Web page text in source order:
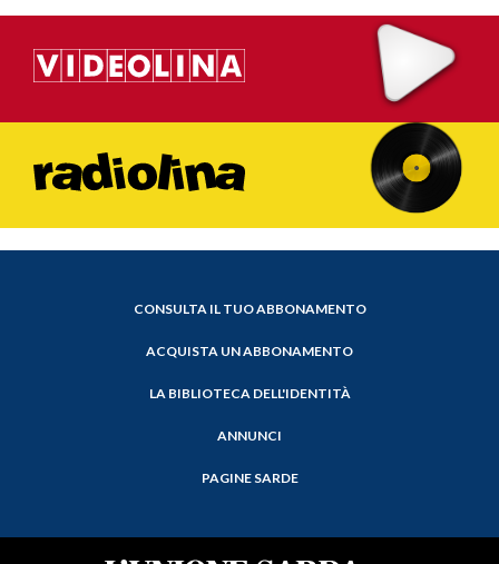
CONSULTA IL TUO ABBONAMENTO
ACQUISTA UN ABBONAMENTO
LA BIBLIOTECA DELL'IDENTITÀ
ANNUNCI
PAGINE SARDE